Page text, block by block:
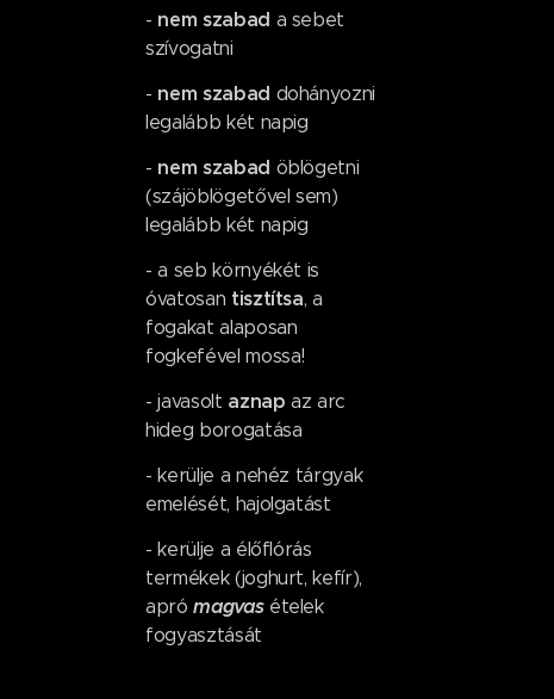
- nem szabad a sebet
szívogatni
- nem szabad dohányozni
legalább két napig
- nem szabad öblögetni
(szájöblögetővel sem)
legalább két napig
- a seb környékét is
óvatosan tisztítsa, a
fogakat alaposan
fogkefével mossa!
- javasolt aznapaz arc
hideg borogatása
- kerülje a nehéz tárgyak
emelését, hajolgatást
- kerülje a élőflórás
termékek (joghurt, kefír),
aprómagvas ételek
fogyasztását